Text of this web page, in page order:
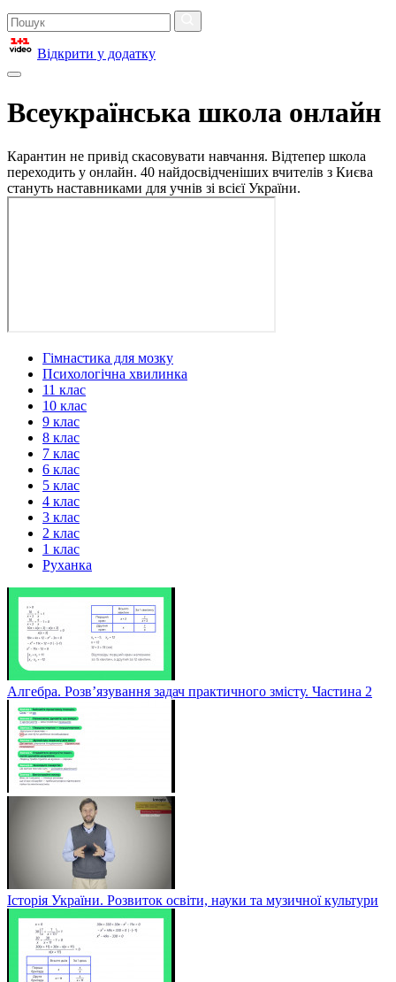
Відкрити у додатку
Всеукраїнська школа онлайн
Карантин не привід скасовувати навчання. Відтепер школа
переходить у онлайн. 40 найдосвідченіших вчителів з Києва
стануть наставниками для учнів зі всієї України.
Гімнастика для мозку
Психологічна хвилинка
11 клас
10 клас
9 клас
8 клас
7 клас
6 клас
5 клас
4 клас
3 клас
2 клас
1 клас
Руханка
Алгебра. Розв’язування задач практичного змісту. Частина 2
Історія України. Розвиток освіти, науки та музичної культури